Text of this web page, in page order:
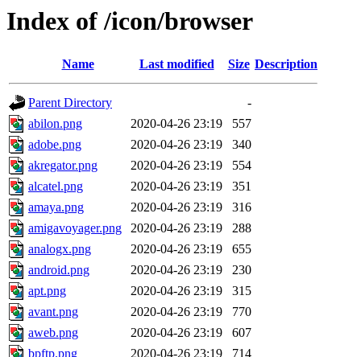
Index of /icon/browser
Name Last modified Size Description
Parent Directory
-
abilon.png
2020-04-26 23:19
557
adobe.png
2020-04-26 23:19
340
akregator.png
2020-04-26 23:19
554
alcatel.png
2020-04-26 23:19
351
amaya.png
2020-04-26 23:19
316
amigavoyager.png
2020-04-26 23:19
288
analogx.png
2020-04-26 23:19
655
android.png
2020-04-26 23:19
230
apt.png
2020-04-26 23:19
315
avant.png
2020-04-26 23:19
770
aweb.png
2020-04-26 23:19
607
bpftp.png
2020-04-26 23:19
714